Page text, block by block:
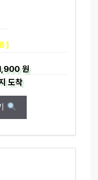
]
원
도착